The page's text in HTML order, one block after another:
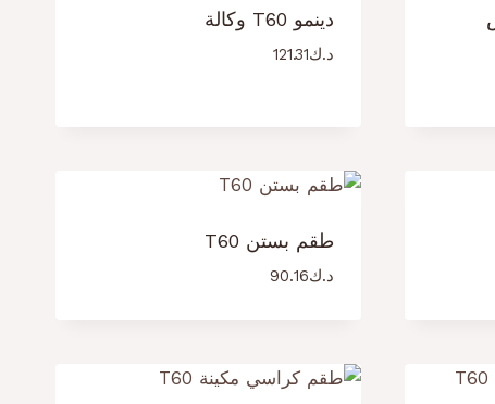
دينمو T60 وكالة
د.ك121.31
طقم بستن T60
د.ك90.16